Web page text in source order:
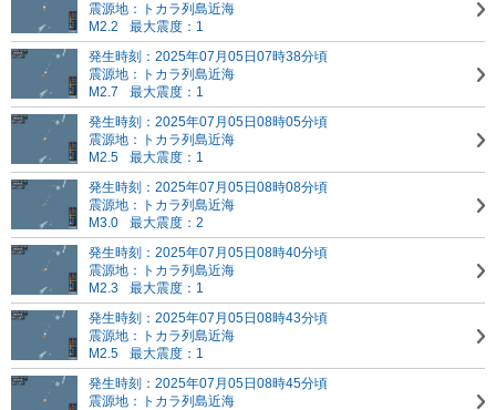
震源地：トカラ列島近海
M2.2
最大震度：1
発生時刻：2025年07月05日07時38分頃
震源地：トカラ列島近海
M2.7
最大震度：1
発生時刻：2025年07月05日08時05分頃
震源地：トカラ列島近海
M2.5
最大震度：1
発生時刻：2025年07月05日08時08分頃
震源地：トカラ列島近海
M3.0
最大震度：2
発生時刻：2025年07月05日08時40分頃
震源地：トカラ列島近海
M2.3
最大震度：1
発生時刻：2025年07月05日08時43分頃
震源地：トカラ列島近海
M2.5
最大震度：1
発生時刻：2025年07月05日08時45分頃
震源地：トカラ列島近海